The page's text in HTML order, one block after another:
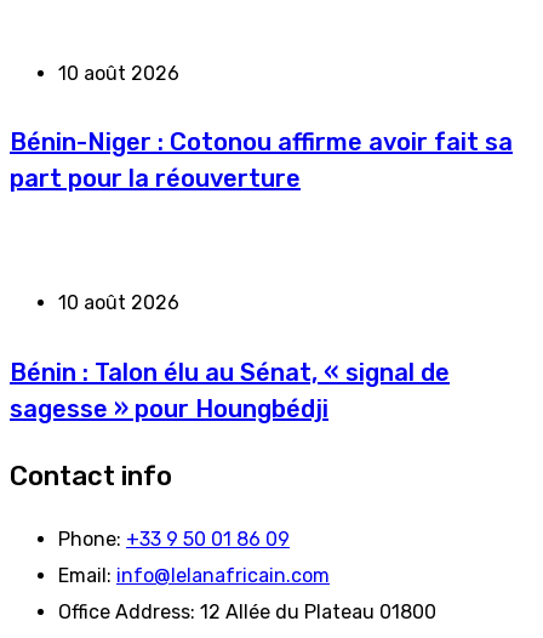
10 août 2026
Bénin-Niger : Cotonou affirme avoir fait sa
part pour la réouverture
10 août 2026
Bénin : Talon élu au Sénat, « signal de
sagesse » pour Houngbédji
Contact info
Phone: +33 9 50 01 86 09
Email: info@lelanafricain.com
Office Address: 12 Allée du Plateau 01800